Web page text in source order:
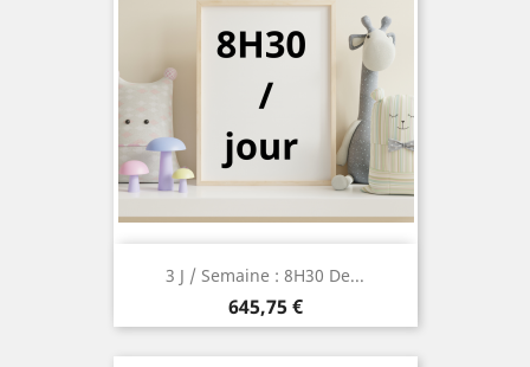
3 J / Semaine : 8H30 De...
Prix
645,75 €